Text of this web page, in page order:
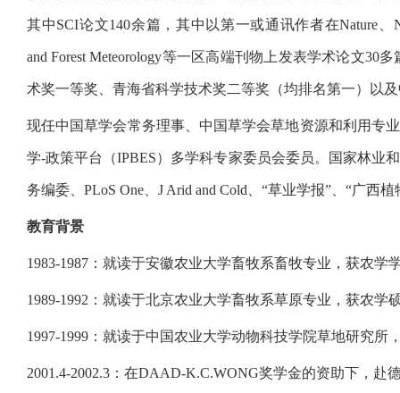
其中SCI论文140余篇，其中以第一或通讯作者在Nature、
and Forest Meteorology等一区高端刊物上发表学术论文
术奖一等奖、青海省科学技术奖二等奖（均排名第一）以
现任中国草学会常务理事、中国草学会草地资源和利用专
学-政策平台（IPBES）多学科专家委员会委员。国家林业
务编委、PLoS One、J Arid and Cold、“草业学报”、“广西
教育背景
1983-1987：就读于安徽农业大学畜牧系畜牧专业，获农学
1989-1992：就读于北京农业大学畜牧系草原专业，获农学
1997-1999：就读于中国农业大学动物科技学院草地研究所
2001.4-2002.3：在DAAD-K.C.WONG奖学金的资助下，赴